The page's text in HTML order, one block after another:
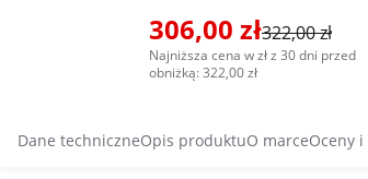
306,00 zł322,00 zł
Najniższa cena w zł z 30 dni przed
obniżką: 322,00 zł
Dane techniczneOpis produktuO marceOceny